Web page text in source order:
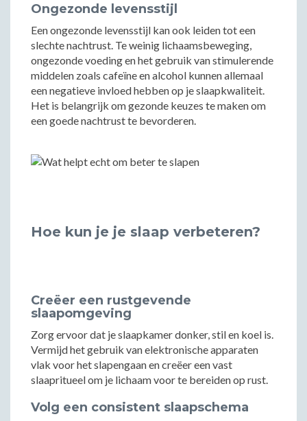
Ongezonde levensstijl
Een ongezonde levensstijl kan ook leiden tot een
slechte nachtrust. Te weinig lichaamsbeweging,
ongezonde voeding en het gebruik van stimulerende
middelen zoals cafeïne en alcohol kunnen allemaal
een negatieve invloed hebben op je slaapkwaliteit.
Het is belangrijk om gezonde keuzes te maken om
een goede nachtrust te bevorderen.
Hoe kun je je slaap verbeteren?
Creëer een rustgevende
slaapomgeving
Zorg ervoor dat je slaapkamer donker, stil en koel is.
Vermijd het gebruik van elektronische apparaten
vlak voor het slapengaan en creëer een vast
slaapritueel om je lichaam voor te bereiden op rust.
Volg een consistent slaapschema